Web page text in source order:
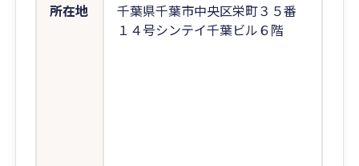
所在地
千葉県千葉市中央区栄町３５番
１４号シンテイ千葉ビル６階